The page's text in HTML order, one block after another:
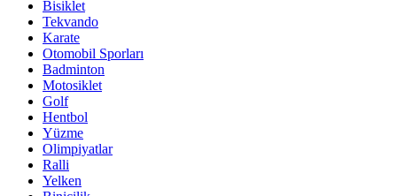
Bisiklet
Tekvando
Karate
Otomobil Sporları
Badminton
Motosiklet
Golf
Hentbol
Yüzme
Olimpiyatlar
Ralli
Yelken